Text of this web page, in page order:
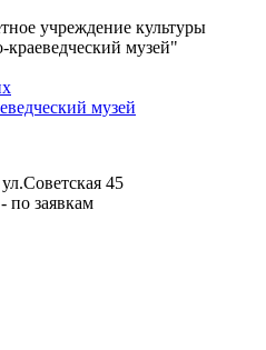
учреждение культуры
музей"
45
по заявкам